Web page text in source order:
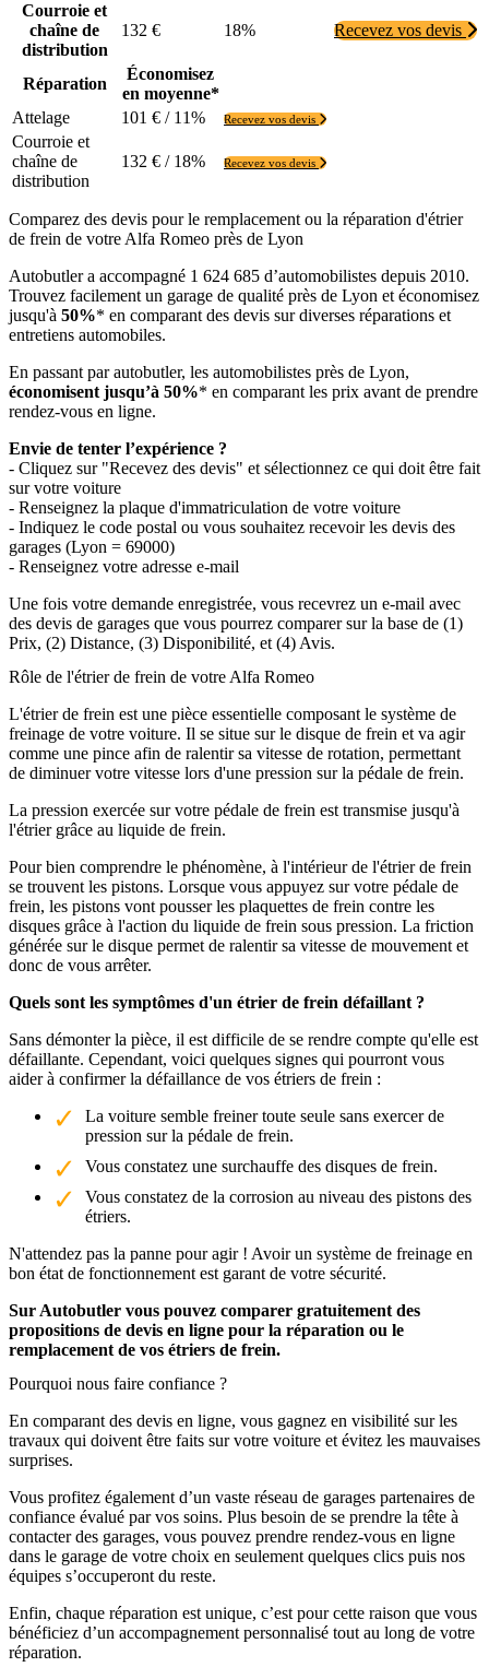
Courroie et
chaîne de
distribution
132 € 18% Recevez vos devis
Réparation
Économisez
en moyenne*
Attelage
101 € / 11% Recevez vos devis
Courroie et
chaîne de
distribution
132 € / 18% Recevez vos devis
Comparez des devis pour le remplacement ou la réparation d'étrier
de frein de votre Alfa Romeo près de Lyon
Autobutler a accompagné 1 624 685 d’automobilistes depuis 2010.
Trouvez facilement un garage de qualité près de Lyon et économisez
jusqu'à 50%* en comparant des devis sur diverses réparations et
entretiens automobiles.
En passant par autobutler, les automobilistes près de Lyon,
économisent jusqu’à 50%* en comparant les prix avant de prendre
rendez-vous en ligne.
Envie de tenter l’expérience ?
- Cliquez sur "Recevez des devis" et sélectionnez ce qui doit être fait
sur votre voiture
- Renseignez la plaque d'immatriculation de votre voiture
- Indiquez le code postal ou vous souhaitez recevoir les devis des
garages (Lyon = 69000)
- Renseignez votre adresse e-mail
Une fois votre demande enregistrée, vous recevrez un e-mail avec
des devis de garages que vous pourrez comparer sur la base de (1)
Prix, (2) Distance, (3) Disponibilité, et (4) Avis.
Rôle de l'étrier de frein de votre Alfa Romeo
L'étrier de frein est une pièce essentielle composant le système de
freinage de votre voiture. Il se situe sur le disque de frein et va agir
comme une pince afin de ralentir sa vitesse de rotation, permettant
de diminuer votre vitesse lors d'une pression sur la pédale de frein.
La pression exercée sur votre pédale de frein est transmise jusqu'à
l'étrier grâce au liquide de frein.
Pour bien comprendre le phénomène, à l'intérieur de l'étrier de frein
se trouvent les pistons. Lorsque vous appuyez sur votre pédale de
frein, les pistons vont pousser les plaquettes de frein contre les
disques grâce à l'action du liquide de frein sous pression. La friction
générée sur le disque permet de ralentir sa vitesse de mouvement et
donc de vous arrêter.
Quels sont les symptômes d'un étrier de frein défaillant ?
Sans démonter la pièce, il est difficile de se rendre compte qu'elle est
défaillante. Cependant, voici quelques signes qui pourront vous
aider à confirmer la défaillance de vos étriers de frein :
La voiture semble freiner toute seule sans exercer de
pression sur la pédale de frein.
Vous constatez une surchauffe des disques de frein.
Vous constatez de la corrosion au niveau des pistons des
étriers.
N'attendez pas la panne pour agir ! Avoir un système de freinage en
bon état de fonctionnement est garant de votre sécurité.
Sur Autobutler vous pouvez comparer gratuitement des
propositions de devis en ligne pour la réparation ou le
remplacement de vos étriers de frein.
Pourquoi nous faire confiance ?
En comparant des devis en ligne, vous gagnez en visibilité sur les
travaux qui doivent être faits sur votre voiture et évitez les mauvaises
surprises.
Vous profitez également d’un vaste réseau de garages partenaires de
confiance évalué par vos soins. Plus besoin de se prendre la tête à
contacter des garages, vous pouvez prendre rendez-vous en ligne
dans le garage de votre choix en seulement quelques clics puis nos
équipes s’occuperont du reste.
Enfin, chaque réparation est unique, c’est pour cette raison que vous
bénéficiez d’un accompagnement personnalisé tout au long de votre
réparation.